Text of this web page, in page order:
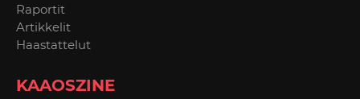
Raportit
Artikkelit
Haastattelut
KAAOSZINE